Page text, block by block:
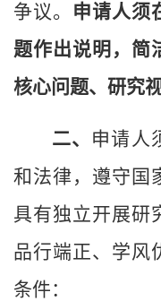
争议。 申请人须
题作出说明，简
核心问题、研究视
二、 申请人
和法律，遵守国
具有独立开展研
品行端正、学风
条件：